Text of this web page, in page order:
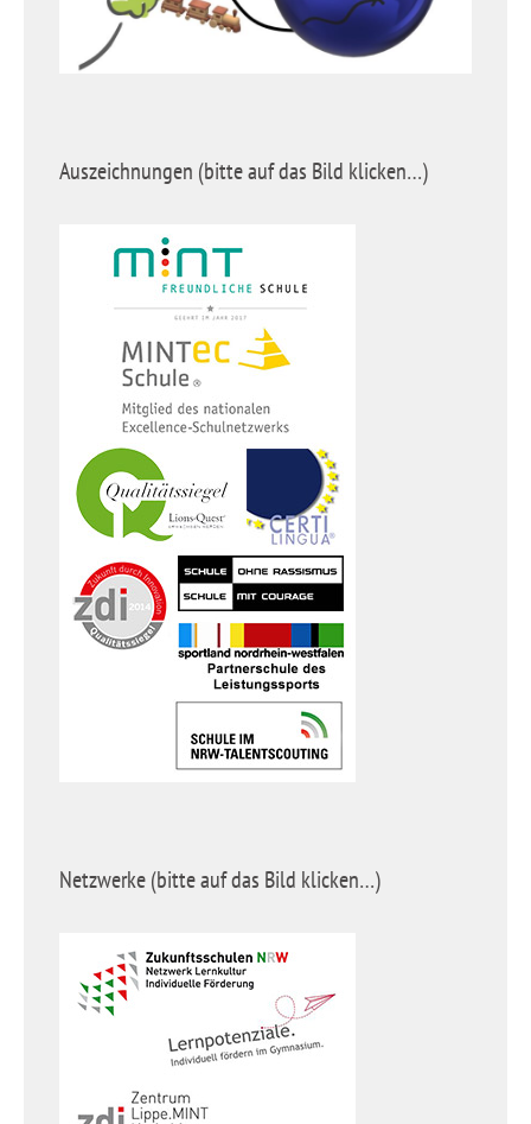
Auszeichnungen (bitte auf das Bild klicken…)
Netzwerke (bitte auf das Bild klicken…)